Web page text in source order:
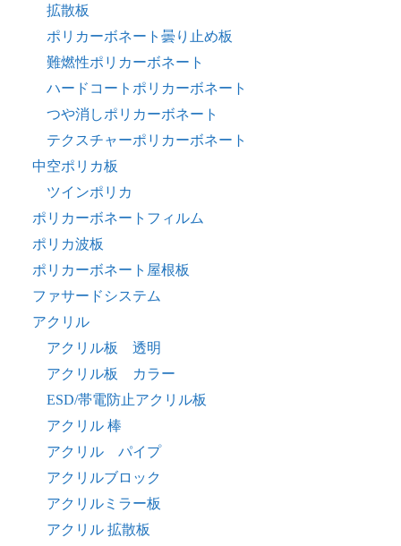
拡散板
ポリカーボネート曇り止め板
難燃性ポリカーボネート
ハードコートポリカーボネート
つや消しポリカーボネート
テクスチャーポリカーボネート
中空ポリカ板
ツインポリカ
ポリカーボネートフィルム
ポリカ波板
ポリカーボネート屋根板
ファサードシステム
アクリル
アクリル板 透明
アクリル板 カラー
ESD/帯電防止アクリル板
アクリル 棒
アクリル パイプ
アクリルブロック
アクリルミラー板
アクリル 拡散板